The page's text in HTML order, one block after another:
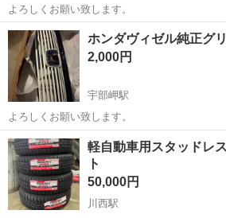
よろしくお願い致します。
山口 宇部市 宇部岬駅 パーツ 新
ホンダヴィゼル純正グ
2,000円
宇部岬駅
よろしくお願い致します。
山口 宇部市 宇部岬駅 パーツ グ
軽自動車用スタッドレ
ト
50,000円
川西駅